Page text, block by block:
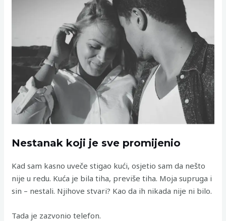
Nestanak koji je sve promijenio
Kad sam kasno uveče stigao kući, osjetio sam da nešto
nije u redu. Kuća je bila tiha, previše tiha. Moja supruga i
sin – nestali. Njihove stvari? Kao da ih nikada nije ni bilo.
Tada je zazvonio telefon.